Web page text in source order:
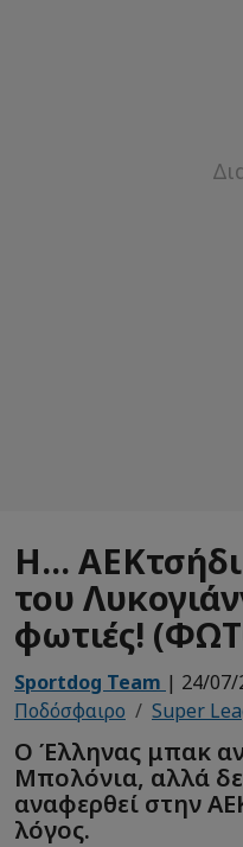
Η...
του
φωτιές!
Sportdog Team | 24/07/
Ποδόσφαιρο
Super
Ο Έλληνας μπακ
Μπολόνια, αλλά
αναφερθεί στην
λόγος.